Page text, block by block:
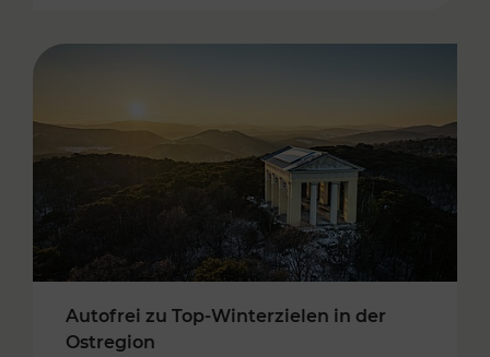
Autofrei zu Top-Winterzielen in der
Ostregion